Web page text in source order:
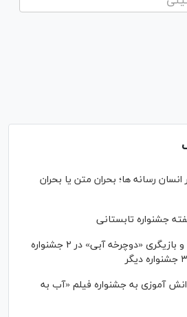
انسان رسانه ها؛ بحران متن یا بحران
جشنواره تابستانی
نامزدی بهترین فیلم و بازیگری «دوچرخه آبی» در ۲ جشنواره
آموزی به جشنواره فیلم «آب به